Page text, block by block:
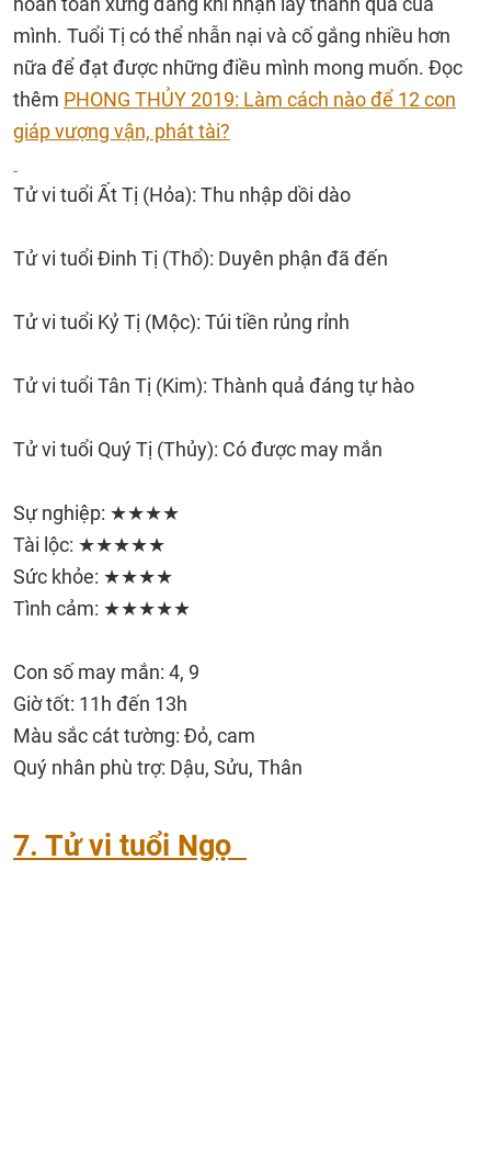
mình. Tuổi Tị có thể nhẫn nại và cố gắng nhiều hơn
nữa để đạt được những điều mình mong muốn. Đọc
thêm PHONG THỦY 2019: Làm cách nào để 12 con
giáp vượng vận, phát tài?
Tử vi tuổi Ất Tị (Hỏa): Thu nhập dồi dào
Tử vi tuổi Đinh Tị (Thổ): Duyên phận đã đến
Tử vi tuổi Kỷ Tị (Mộc): Túi tiền rủng rỉnh
Tử vi tuổi Tân Tị (Kim): Thành quả đáng tự hào
Tử vi tuổi Quý Tị (Thủy): Có được may mắn
Sự nghiệp: ★★★★
Tài lộc: ★★★★★
Sức khỏe: ★★★★
Tình cảm: ★★★★★
Con số may mắn: 4, 9
Giờ tốt: 11h đến 13h
Màu sắc cát tường: Đỏ, cam
Quý nhân phù trợ: Dậu, Sửu, Thân
7. Tử vi tuổi Ngọ